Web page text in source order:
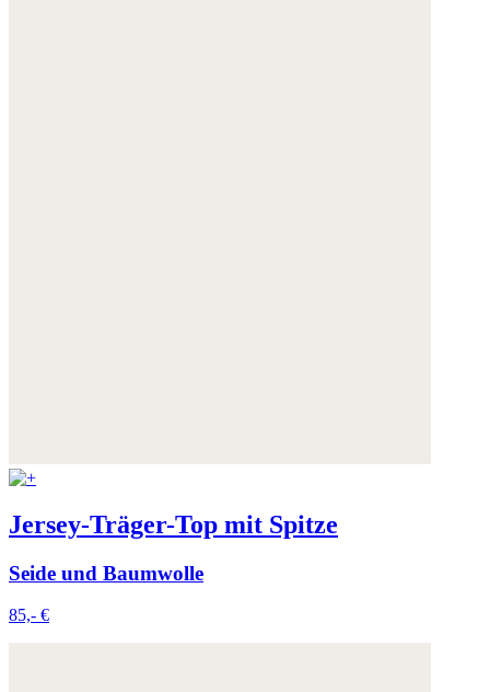
Jersey-Träger-Top mit Spitze
Seide und Baumwolle
85,- €